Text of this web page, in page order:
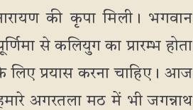
की कृपा मिली। भगवान
से कलियुग का प्रारम्भ होता
लिए प्रयास करना चाहिए। आज
अगरतला मठ में भी जगन्नाथ